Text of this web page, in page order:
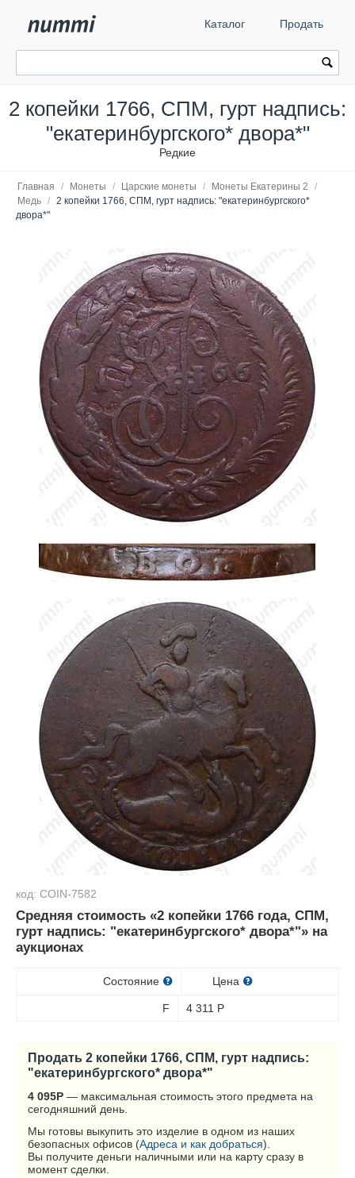
Каталог Продать
2 копейки 1766, СПМ, гурт надпись:
"екатеринбургского* двора*"
Редкие
Главная / Монеты / Царские монеты / Монеты Екатерины 2
/
Медь / 2 копейки 1766, СПМ, гурт надпись: "екатеринбургского*
двора*"
код: COIN-7582
Средняя стоимость «2 копейки 1766 года, СПМ,
гурт надпись: "екатеринбургского* двора*"» на
аукционах
Состояние Цена
F 4 311 Р
Продать 2 копейки 1766, СПМ, гурт надпись:
"екатеринбургского* двора*"
4 095Р — максимальная стоимость этого предмета на
сегодняшний день.
Мы готовы выкупить это изделие в одном из наших
безопасных офисов (Адреса и как добраться).
Вы получите деньги наличными или на карту сразу в
момент сделки.